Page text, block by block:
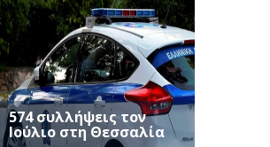
574 συλλήψεις τον
Ιούλιο στη Θεσσαλία